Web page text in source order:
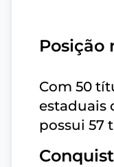
Posição
Com 50
estaduais
possui 57